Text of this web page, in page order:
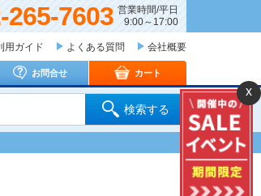
265-7603 営業時間/平日
9:00～17:00
用ガイド よくある質問 会社概要
お問合せ カート
検索する
x